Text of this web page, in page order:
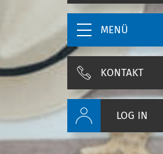
MENÜ
KONTAKT
LOG IN